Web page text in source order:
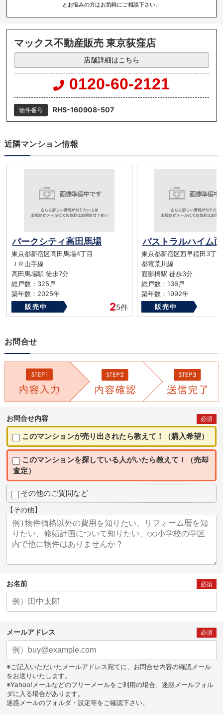
とお悩みの方はお気軽にご相談下さい。
マックス不動産販売 東京荻窪店
店舗詳細はこちら
0120-60-2121
物件番号 RHS-160908-507
近隣マンション情報
パークシティ高田馬場
東京都新宿区高田馬場4丁目
ＪＲ山手線
高田馬場駅 徒歩7分
総戸数：325戸
築年数：2025年
販売中
25件
パストラルハイム
東京都新宿区西早稲田3丁目
都電荒川線
面影橋駅 徒歩3分
総戸数：136戸
築年数：1992年
販売中
お問合せ
お問合せ内容 必須
このマンションが売り出されたら教えて！（購入希望）
このマンションを探している人がいたら教えて！（売却
査定）
その他のご質問など
【その他】
お名前 必須
メールアドレス 必須
※ご記入いただいたメールアドレス宛てに、お問合せ内容の確認メール
をお送りいたします。
※Yahoo!メールなどのフリーメールをご利用の場合、迷惑メールフォル
ダに入る場合があります。
迷惑メールのフォルダ・設定等をご確認下さい。